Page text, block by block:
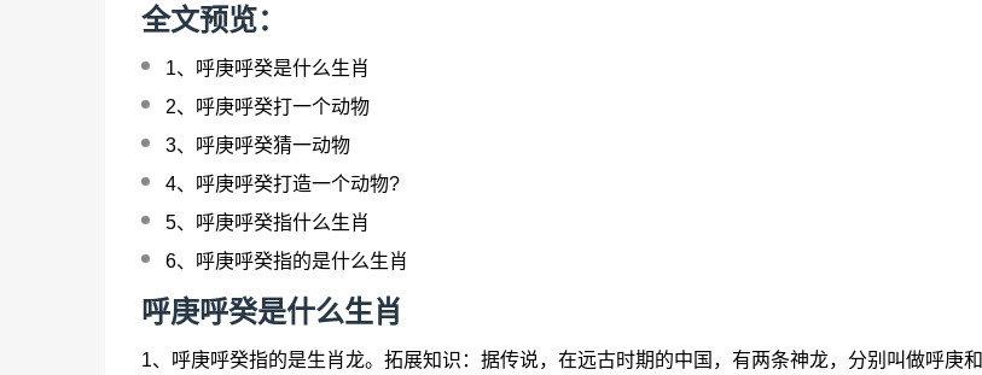
全文预览：
1、
呼庚呼癸是什么生肖
2、
呼庚呼癸打一个动物
3、
呼庚呼癸猜一动物
4、
呼庚呼癸打造一个动物?
5、
呼庚呼癸指什么生肖
6、
呼庚呼癸指的是什么生肖
呼庚呼癸是什么生肖
1、呼庚呼癸指的是生肖龙。拓展知识：据传说，在远古时期的中国，有两条神龙，分别叫做呼庚和